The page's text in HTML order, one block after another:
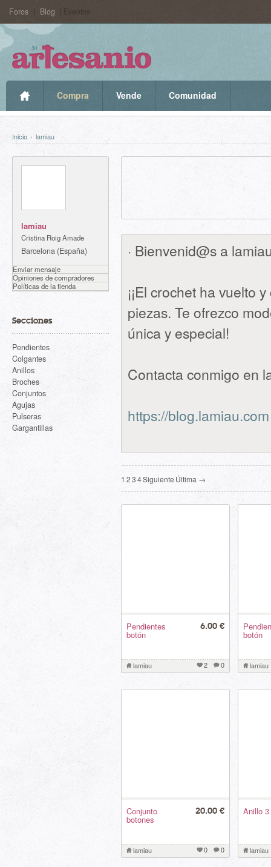
Foros Blog | Eventos
Compra Vende Comunidad
Inicio › lamiau
lamiau
Cristina Roig Amade
Barcelona (España)
Enviar mensaje
Opiniones de compradores
Políticas de la tienda
Secciones
Pendientes
Colgantes
Anillos
Broches
Conjuntos
Agujas
Pulseras
Gargantillas
lamiau
· Bienvenid@s a
¡¡El crochet ha vuelto
piezas. Te ofrezco
única y especial!
Contacta conmigo en
https://blog.lamiau.com
1 234Siguiente Última →
Pendientes
botón
6.00 €
lamiau 2 0
botón
lamiau
Conjunto
botones
20.00 €
lamiau 0 0
Anillo
lamiau